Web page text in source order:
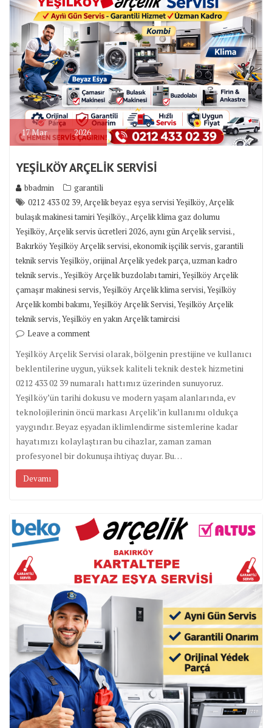
17Mar 2026
YEŞİLKÖY ARÇELİK SERVİSİ
bbadmin
garantili
0212 433 02 39,Arçelik beyaz eşya servisi Yeşilköy,Arçelik
bulaşık makinesi tamiri Yeşilköy.,Arçelik klima gaz dolumu
Yeşilköy,Arçelik servis ücretleri 2026,aynı gün Arçelik servisi.,
Bakırköy Yeşilköy Arçelik servisi,ekonomik işçilik servis,garantili
teknik servis Yeşilköy,orijinal Arçelik yedek parça,uzman kadro
teknik servis.,Yeşilköy Arçelik buzdolabı tamiri,Yeşilköy Arçelik
çamaşır makinesi servis,Yeşilköy Arçelik klima servisi,Yeşilköy
Arçelik kombi bakımı,Yeşilköy Arçelik Servisi,Yeşilköy Arçelik
teknik servis,Yeşilköy en yakın Arçelik tamircisi
Leave a comment
Yeşilköy Arçelik Servisi olarak, bölgenin prestijine ve kullanıcı
beklentilerine uygun, yüksek kaliteli teknik destek hizmetini
0212 433 02 39 numaralı hattımız üzerinden sunuyoruz.
Yeşilköy’ün tarihi dokusu ve modern yaşam alanlarında, ev
teknolojilerinin öncü markası Arçelik’in kullanımı oldukça
yaygındır. Beyaz eşyadan iklimlendirme sistemlerine kadar
hayatımızı kolaylaştıran bu cihazlar, zaman zaman
profesyonel bir dokunuşa ihtiyaç duyar. Bu…
Devamı